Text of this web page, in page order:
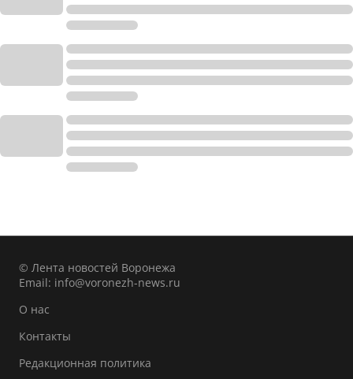
© Лента новостей Воронежа
Email: info@voronezh-news.ru
О нас
Контакты
Редакционная политика